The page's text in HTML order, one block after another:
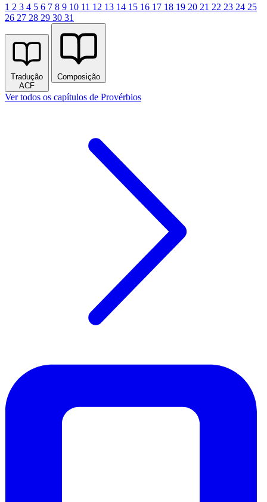
1 2 3 4 5 6 7 8 9 10 11 12 13 14 15 16 17 18 19 20 21 22 23 24 25
26 27 28 29 30 31
Tradução
ACF
Composição
Ver todos os capítulos de Provérbios